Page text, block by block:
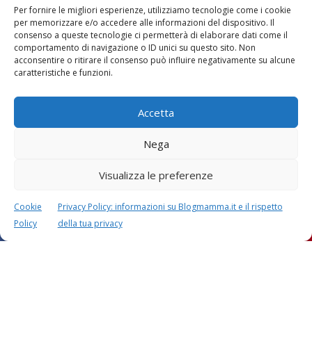
Per fornire le migliori esperienze, utilizziamo tecnologie come i cookie
per memorizzare e/o accedere alle informazioni del dispositivo. Il
consenso a queste tecnologie ci permetterà di elaborare dati come il
comportamento di navigazione o ID unici su questo sito. Non
acconsentire o ritirare il consenso può influire negativamente su alcune
caratteristiche e funzioni.
Accetta
Nega
Visualizza le preferenze
Cookie
Policy
Privacy Policy: informazioni su Blogmamma.it e il rispetto
della tua privacy
Vaccini SOS Pediatra
Festa della mamma: Le settimane di